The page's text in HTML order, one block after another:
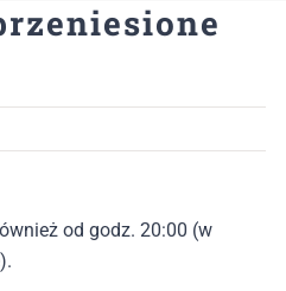
od godz. 20:00 (w